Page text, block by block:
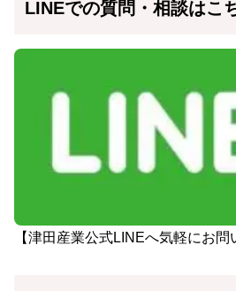
LINEでの質問・相談はこ
【津田産業公式LINEへ気軽にお問